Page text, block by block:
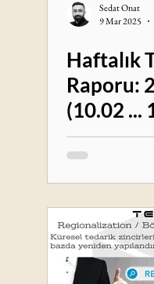
Sedat Onat
9 Mar 2025
Haftalık
Raporu:
(10.02 ...